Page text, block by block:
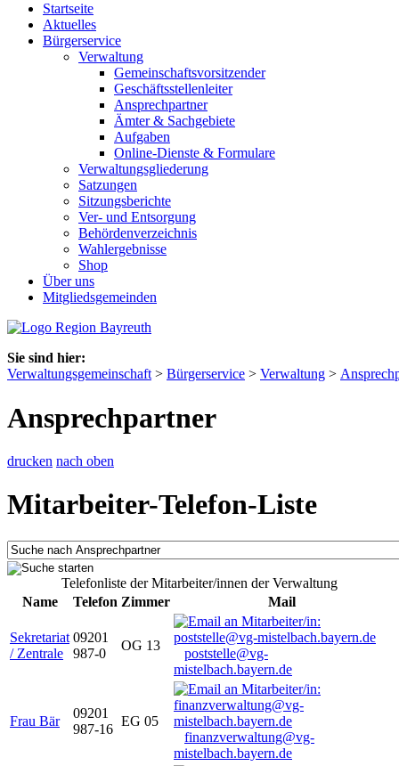
Startseite
Aktuelles
Bürgerservice
Verwaltung
Gemeinschaftsvorsitzender
Geschäftsstellenleiter
Ansprechpartner
Ämter & Sachgebiete
Aufgaben
Online-Dienste & Formulare
Verwaltungsgliederung
Satzungen
Sitzungsberichte
Ver- und Entsorgung
Behördenverzeichnis
Wahlergebnisse
Shop
Über uns
Mitgliedsgemeinden
Sie sind hier:
Verwaltungsgemeinschaft > Bürgerservice > Verwaltung >
Ansprechpartner
drucken nach oben
Mitarbeiter-Telefon-Liste
Telefonliste der Mitarbeiter/innen der Verwaltung
Name
Telefon Zimmer Mail
Sekretariat
/ Zentrale
09201
987-0
OG 13
poststelle@vg-
mistelbach.bayern.de
Frau Bär
09201
987-16
EG 05
finanzverwaltung@vg-
mistelbach.bayern.de